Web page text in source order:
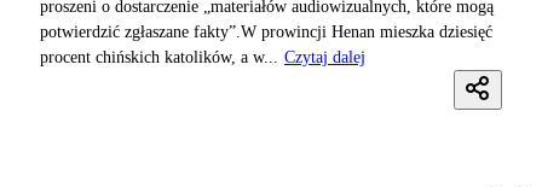
proszeni o dostarczenie „materiałów audiowizualnych, które mogą
potwierdzić zgłaszane fakty”.W prowincji Henan mieszka dziesięć
procent chińskich katolików, a w...
Czytaj dalej